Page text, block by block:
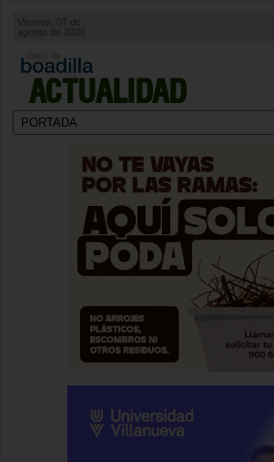
ACTUALIDAD
agosto de 2026